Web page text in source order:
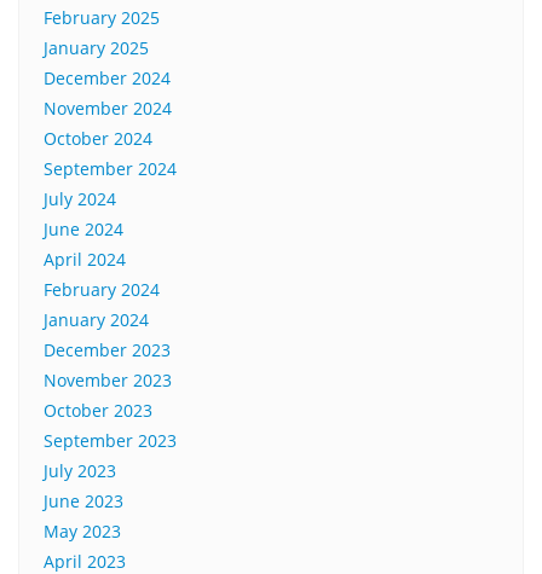
February 2025
January 2025
December 2024
November 2024
October 2024
September 2024
July 2024
June 2024
April 2024
February 2024
January 2024
December 2023
November 2023
October 2023
September 2023
July 2023
June 2023
May 2023
April 2023